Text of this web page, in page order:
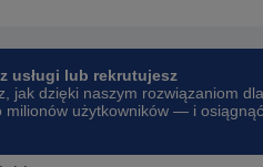
usługi lub rekrutujesz
jak dzięki naszym rozwiązaniom dla
milionów użytkowników — i osiągnąć